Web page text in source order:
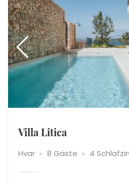
Villa Litica
Hvar 8 Gäste 4